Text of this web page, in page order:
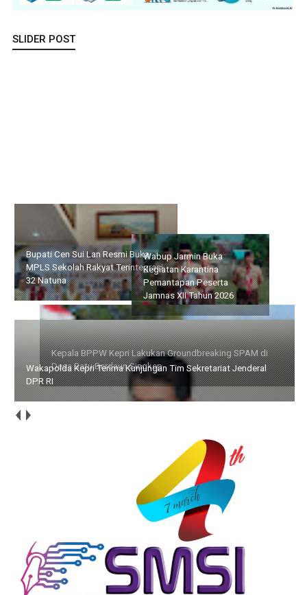
SLIDER POST
Terintegrasi 32 Natuna
Wabup Jarmin Buka
Kegiatan Karantina
Pemantapan Peserta
Jamnas XII Tahun 2026
Kepala BPPW Kepri
Lakukan Groundbreaking
SPAM di Desa Batu
Berdaun Singkep
Wakapolda Kepri Terima Kunjungan Tim Sekretariat Jenderal
DPR RI